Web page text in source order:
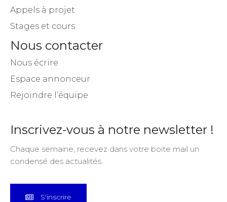
Appels à projet
Stages et cours
Nous contacter
Nous écrire
Espace annonceur
Rejoindre l’équipe
Inscrivez-vous à notre newsletter !
Chaque semaine, recevez dans votre boite mail un
condensé des actualités.
S'inscrire